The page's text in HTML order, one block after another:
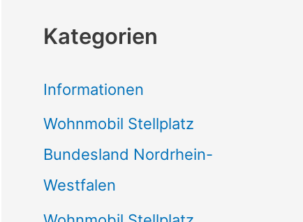
h
n
a
c
Kategorien
Informationen
Wohnmobil Stellplatz
Bundesland Nordrhein-
Westfalen